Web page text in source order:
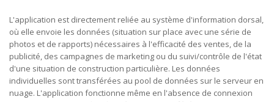
L'application est directement reliée au système d'information dorsal,
où elle envoie les données (situation sur place avec une série de
photos et de rapports) nécessaires à l'efficacité des ventes, de la
publicité, des campagnes de marketing ou du suivi/contrôle de l'état
d'une situation de construction particulière. Les données
individuelles sont transférées au pool de données sur le serveur en
nuage. L'application fonctionne même en l'absence de connexion